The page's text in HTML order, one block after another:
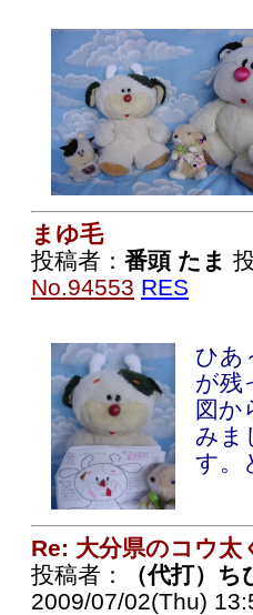
まゆ毛
投稿者： 番頭 たま
No.94553 RES
ひあ
が残
図か
みま
す。
Re: 大分県のコウ太
投稿者：
（代打）
2009/07/02(Thu)